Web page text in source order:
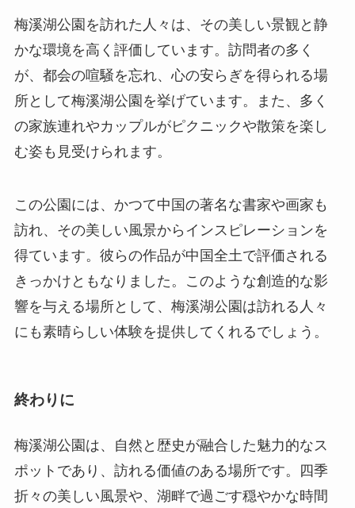
梅溪湖公園を訪れた人々は、その美しい景観と静
かな環境を高く評価しています。訪問者の多く
が、都会の喧騒を忘れ、心の安らぎを得られる場
所として梅溪湖公園を挙げています。また、多く
の家族連れやカップルがピクニックや散策を楽し
む姿も見受けられます。
この公園には、かつて中国の著名な書家や画家も
訪れ、その美しい風景からインスピレーションを
得ています。彼らの作品が中国全土で評価される
きっかけともなりました。このような創造的な影
響を与える場所として、梅溪湖公園は訪れる人々
にも素晴らしい体験を提供してくれるでしょう。
終わりに
梅溪湖公園は、自然と歴史が融合した魅力的なス
ポットであり、訪れる価値のある場所です。四季
折々の美しい風景や、湖畔で過ごす穏やかな時間